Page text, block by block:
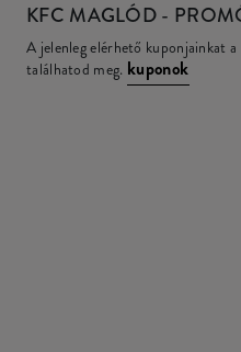
KFC MAGLÓD -
A jelenleg elérhető kuponjainkat
találhatod meg. kuponok